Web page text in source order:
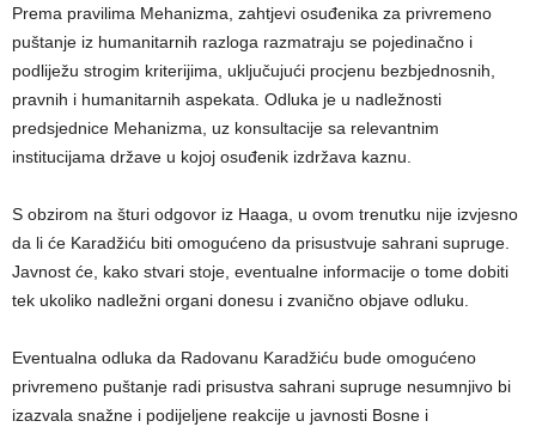
Prema pravilima Mehanizma, zahtjevi osuđenika za privremeno
puštanje iz humanitarnih razloga razmatraju se pojedinačno i
podliježu strogim kriterijima, uključujući procjenu bezbjednosnih,
pravnih i humanitarnih aspekata. Odluka je u nadležnosti
predsjednice Mehanizma, uz konsultacije sa relevantnim
institucijama države u kojoj osuđenik izdržava kaznu.
S obzirom na šturi odgovor iz Haaga, u ovom trenutku nije izvjesno
da li će Karadžiću biti omogućeno da prisustvuje sahrani supruge.
Javnost će, kako stvari stoje, eventualne informacije o tome dobiti
tek ukoliko nadležni organi donesu i zvanično objave odluku.
Eventualna odluka da Radovanu Karadžiću bude omogućeno
privremeno puštanje radi prisustva sahrani supruge nesumnjivo bi
izazvala snažne i podijeljene reakcije u javnosti Bosne i